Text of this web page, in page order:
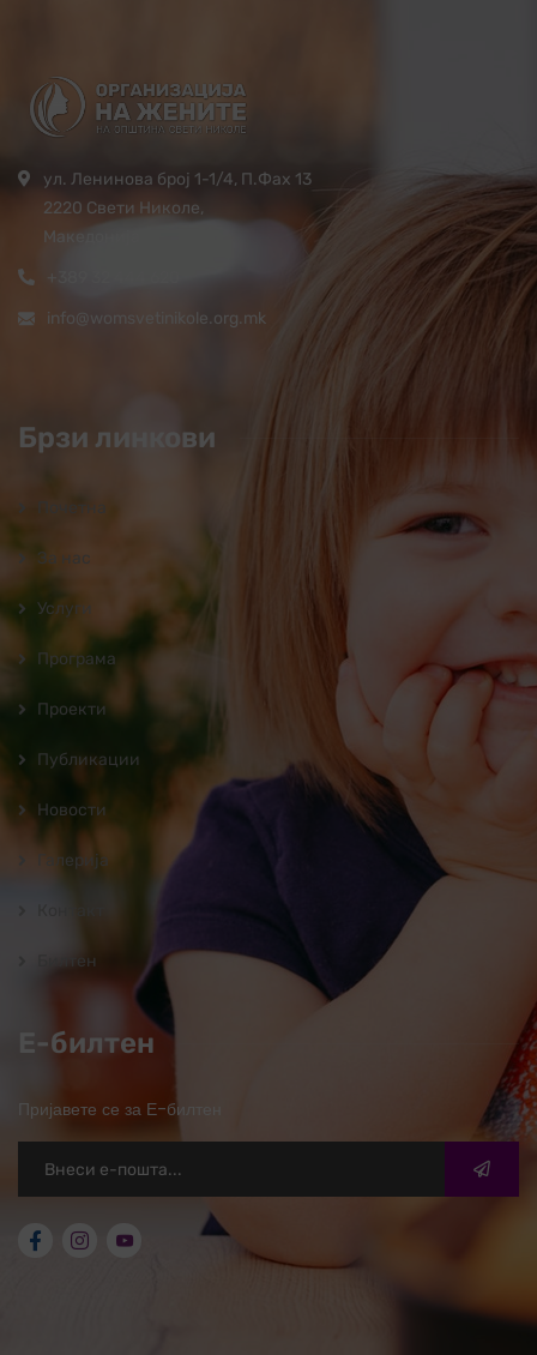
ул. Ленинова број 1-1/4, П.Фах 13
2220 Свети Николе,
Македонија
info@womsvetinikole.org.mk
Брзи линкови
Почетна
За нас
Услуги
Програмa
Проекти
Публикации
Новости
Галерија
Билтен
Е-билтен
Пријавете се за Е-билтен